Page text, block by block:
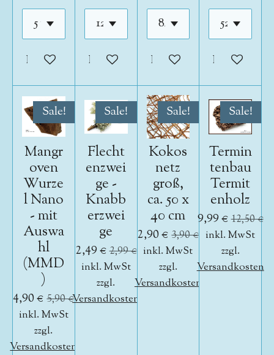
In den WarenkorbIn den WarenkorbIn den Warenkorb
In den
Sale!
Mangr
oven
Wurze
l Nano
- mit
Auswa
hl
(MMD
)
4,90 € 5,90 €
inkl. MwSt
zzgl.
Versandkosten
Sale!
Flecht
enzwei
ge -
Knabb
erzwei
ge
2,49 €2,99 €
inkl. MwSt
zzgl.
Versandkosten
Sale!
Kokos
netz
groß,
ca. 50 x
40 cm
2,90 € 3,90 €
inkl. MwSt
zzgl.
Versandkosten
Sale!
Termin
tenbau
Termit
enholz
9,99 €12,50 €
inkl. MwSt
zzgl.
Versandkosten